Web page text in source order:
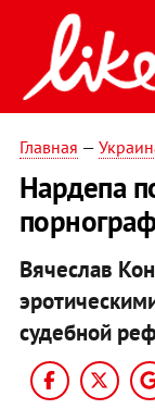
Главная —
Нардепа
Вячеслав
судебной